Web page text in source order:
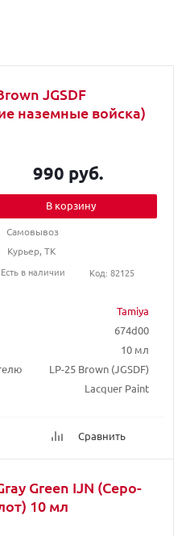
JGSDF
наземные войска)
Tamiya
674d00
10 мл
LP-25 Brown (JGSDF)
Lacquer Paint
Сравнить
990 руб.
В корзину
Самовывоз
Курьер, ТК
Есть в наличии
Код: 82125
Green IJN (Серо-
10 мл